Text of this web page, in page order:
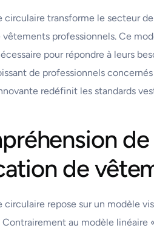
circulaire transforme le secteur
vêtements professionnels. Ce
pour répondre à leurs
de professionnels
redéfinit les standards
de
circulaire repose sur un modèle
Contrairement au modèle linéaire